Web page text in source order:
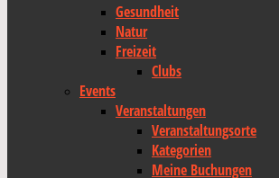
Gesundheit
Natur
Freizeit
Clubs
Events
Veranstaltungen
Veranstaltungsorte
Kategorien
Meine Buchungen